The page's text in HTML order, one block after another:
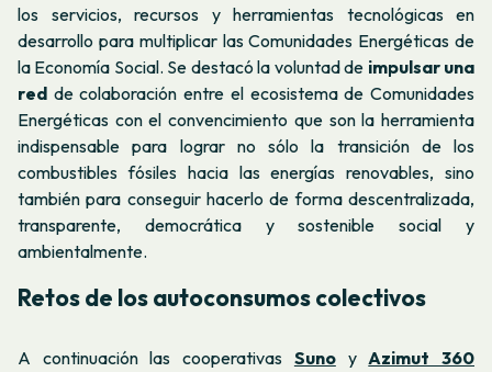
los servicios, recursos y herramientas tecnológicas en
desarrollo para multiplicar las Comunidades Energéticas de
la Economía Social. Se destacó la voluntad de impulsar una
red de colaboración entre el ecosistema de Comunidades
Energéticas con el convencimiento que son la herramienta
indispensable para lograr no sólo la transición de los
combustibles fósiles hacia las energías renovables, sino
también para conseguir hacerlo de forma descentralizada,
transparente, democrática y sostenible social y
ambientalmente.
Retos de los autoconsumos colectivos
A continuación las cooperativas Suno yAzimut 360